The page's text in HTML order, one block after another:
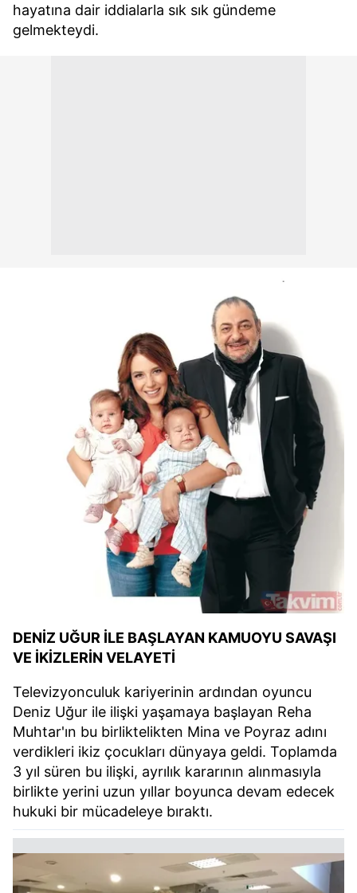
hayatına dair iddialarla sık sık gündeme
gelmekteydi.
DENİZ UĞUR İLE BAŞLAYAN KAMUOYU SAVAŞI
VE İKİZLERİN VELAYETİ
Televizyonculuk kariyerinin ardından oyuncu
Deniz Uğur ile ilişki yaşamaya başlayan Reha
Muhtar'ın bu birliktelikten Mina ve Poyraz adını
verdikleri ikiz çocukları dünyaya geldi. Toplamda
3 yıl süren bu ilişki, ayrılık kararının alınmasıyla
birlikte yerini uzun yıllar boyunca devam edecek
hukuki bir mücadeleye bıraktı.